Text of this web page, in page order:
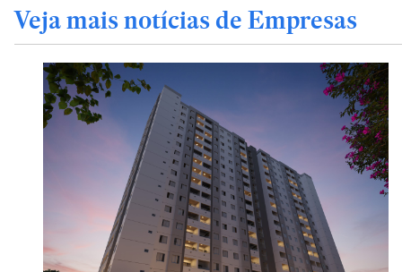
Veja mais notícias de Empresas